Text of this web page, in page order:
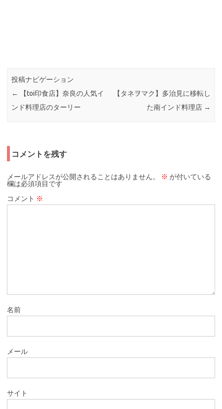
投稿ナビゲーション
←
【toi印食店】奈良の人気イ
ンド料理店のターリー
【タネヲマク】多治見に移転し
た南インド料理店 →
コメントを残す
メールアドレスが公開されることはありません。 ※ が付いている
欄は必須項目です
コメント ※
名前
メール
サイト